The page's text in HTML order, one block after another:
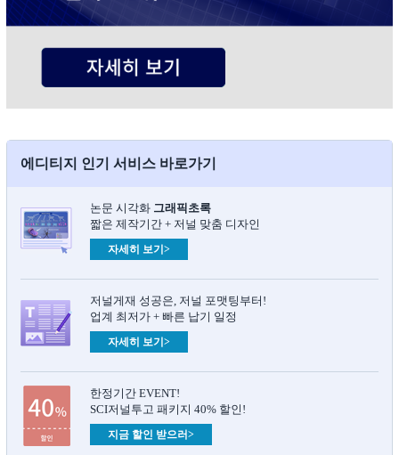
에디티지 인기 서비스 바로가기
논문 시각화 그래픽초록​
짧은 제작기간 + 저널 맞춤 디자인
자세히 보기>
저널게재 성공은, 저널 포맷팅부터!
업계 최저가 + 빠른 납기 일정
자세히 보기>
한정기간 EVENT!
SCI저널투고 패키지 40% 할인!
지금 할인 받으러>